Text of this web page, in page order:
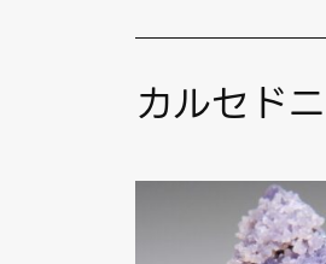
カルセド